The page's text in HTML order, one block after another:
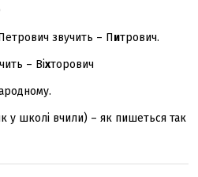
звучить – Питрович.
– Віхторович
у школі вчили) – як пишеться так